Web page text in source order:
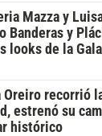
Mazza y
Banderas y
looks de la
Oreiro recorrió
estrenó su
histórico